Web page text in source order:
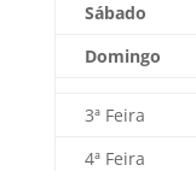
Sábado
Domingo
3ª Feira
4ª Feira